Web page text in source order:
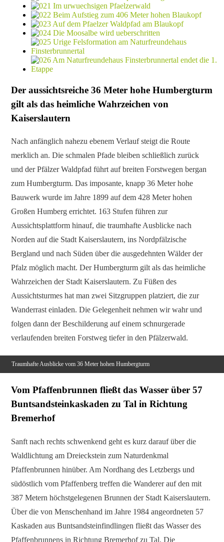
Der aussichtsreiche 36 Meter hohe Humbergturm
gilt als das heimliche Wahrzeichen von
Kaiserslautern
Nach anfänglich nahezu ebenem Verlauf steigt die Route
merklich an. Die schmalen Pfade bleiben schließlich zurück
und der Pfälzer Waldpfad führt auf breiten Forstwegen bergan
zum Humbergturm. Das imposante, knapp 36 Meter hohe
Bauwerk wurde im Jahre 1899 auf dem 428 Meter hohen
Großen Humberg errichtet. 163 Stufen führen zur
Aussichtsplattform hinauf, die traumhafte Ausblicke nach
Norden auf die Stadt Kaiserslautern, ins Nordpfälzische
Bergland und nach Süden über die ausgedehnten Wälder der
Pfalz möglich macht. Der Humbergturm gilt als das heimliche
Wahrzeichen der Stadt Kaiserslautern. Zu Füßen des
Aussichtsturmes hat man zwei Sitzgruppen platziert, die zur
Wanderrast einladen. Die Gelegenheit nehmen wir wahr und
folgen dann der Beschilderung auf einem schnurgerade
verlaufenden breiten Forstweg tiefer in den Pfälzerwald.
Traumhafte Ausblicke vom 36 Meter hohen Humbergturm
Vom Pfaffenbrunnen fließt das Wasser über 57
Buntsandsteinkaskaden zu Tal in Richtung
Bremerhof
Sanft nach rechts schwenkend geht es kurz darauf über die
Waldlichtung am Dreieckstein zum Naturdenkmal
Pfaffenbrunnen hinüber. Am Nordhang des Letzbergs und
südöstlich vom Pfaffenberg treffen die Wanderer auf den mit
387 Metern höchstgelegenen Brunnen der Stadt Kaiserslautern.
Über die von Menschenhand im Jahre 1984 angeordneten 57
Kaskaden aus Buntsandsteinfindlingen fließt das Wasser des
Pfaffenbrunnens in Richtung Bremerhof zu Tal. Die